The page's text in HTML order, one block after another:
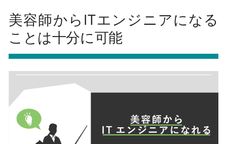
美容師からITエンジニアになる
ことは十分に可能